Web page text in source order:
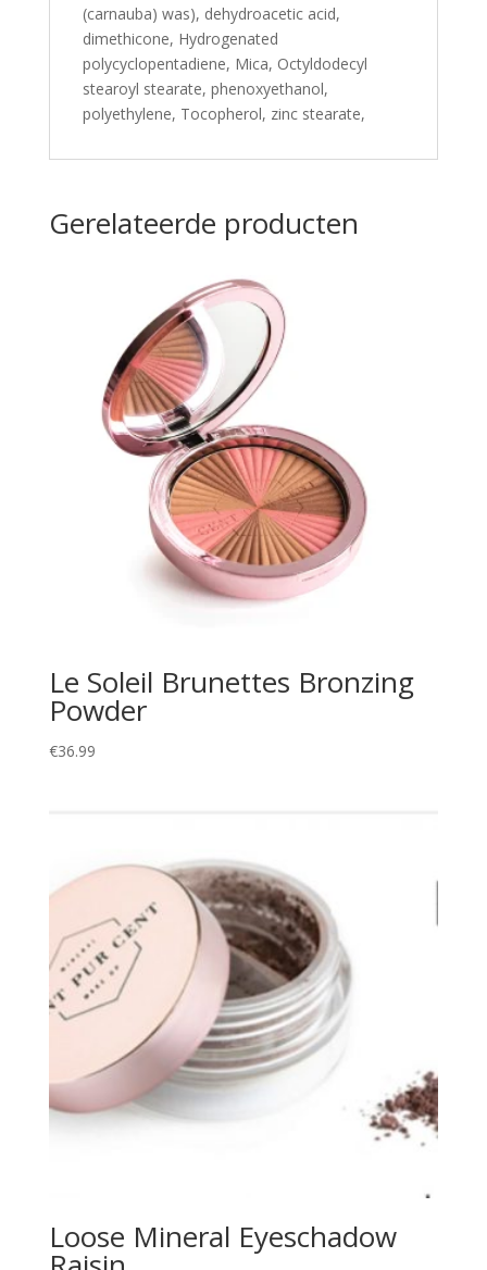
(carnauba) was), dehydroacetic acid,
dimethicone, Hydrogenated
polycyclopentadiene, Mica, Octyldodecyl
stearoyl stearate, phenoxyethanol,
polyethylene, Tocopherol, zinc stearate,
Gerelateerde producten
Le Soleil Brunettes Bronzing
Powder
€36.99
Loose Mineral Eyeschadow